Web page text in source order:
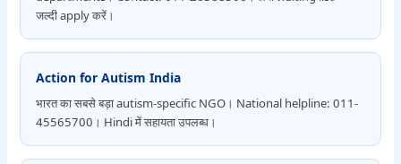
जल्दी apply करें।
Action for Autism India
भारत का सबसे बड़ा autism-specific NGO। National helpline: 011-
45565700। Hindi में सहायता उपलब्ध।